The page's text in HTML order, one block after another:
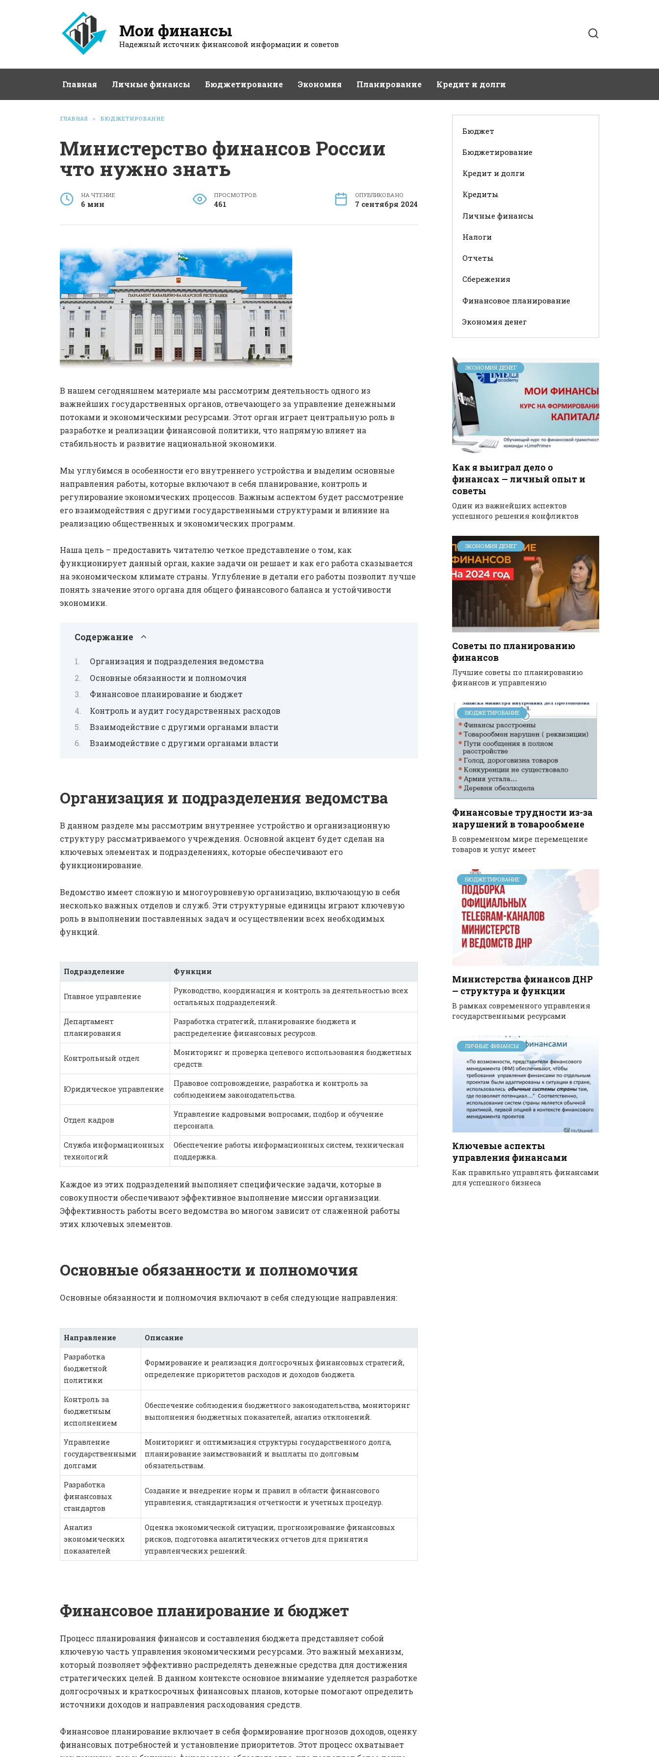
Мои финансы
Надежный источник финансовой информации и советов
Главная Личные финансы Бюджетирование Экономия Планирование Кредит и долги
ГЛАВНАЯ » БЮДЖЕТИРОВАНИЕ
Министерство финансов России
что нужно знать
НА ЧТЕНИЕ
6 мин
ПРОСМОТРОВ
461
ОПУБЛИКОВАНО
7 сентября 2024
В нашем сегодняшнем материале мы рассмотрим деятельность одного из
важнейших государственных органов, отвечающего за управление денежными
потоками и экономическими ресурсами. Этот орган играет центральную роль в
разработке и реализации финансовой политики, что напрямую влияет на
стабильность и развитие национальной экономики.
Мы углубимся в особенности его внутреннего устройства и выделим основные
направления работы, которые включают в себя планирование, контроль и
регулирование экономических процессов. Важным аспектом будет рассмотрение
его взаимодействия с другими государственными структурами и влияние на
реализацию общественных и экономических программ.
Наша цель – предоставить читателю четкое представление о том, как
функционирует данный орган, какие задачи он решает и как его работа сказывается
на экономическом климате страны. Углубление в детали его работы позволит лучше
понять значение этого органа для общего финансового баланса и устойчивости
экономики.
Содержание
Организация и подразделения ведомства
Основные обязанности и полномочия
Финансовое планирование и бюджет
Контроль и аудит государственных расходов
Взаимодействие с другими органами власти
Взаимодействие с другими органами власти
Организация и подразделения ведомства
В данном разделе мы рассмотрим внутреннее устройство и организационную
структуру рассматриваемого учреждения. Основной акцент будет сделан на
ключевых элементах и подразделениях, которые обеспечивают его
функционирование.
Ведомство имеет сложную и многоуровневую организацию, включающую в себя
несколько важных отделов и служб. Эти структурные единицы играют ключевую
роль в выполнении поставленных задач и осуществлении всех необходимых
функций.
Подразделение Функции
Главное управление
Руководство, координация и контроль за деятельностью всех
остальных подразделений.
Департамент
планирования
Разработка стратегий, планирование бюджета и
распределение финансовых ресурсов.
Контрольный отдел
Мониторинг и проверка целевого использования бюджетных
средств.
Юридическое управление
Правовое сопровождение, разработка и контроль за
соблюдением законодательства.
Отдел кадров
Управление кадровыми вопросами, подбор и обучение
персонала.
Служба информационных
технологий
Обеспечение работы информационных систем, техническая
поддержка.
Каждое из этих подразделений выполняет специфические задачи, которые в
совокупности обеспечивают эффективное выполнение миссии организации.
Эффективность работы всего ведомства во многом зависит от слаженной работы
этих ключевых элементов.
Основные обязанности и полномочия
Основные обязанности и полномочия включают в себя следующие направления:
Направление Описание
Разработка
бюджетной
политики
Формирование и реализация долгосрочных финансовых стратегий,
определение приоритетов расходов и доходов бюджета.
Контроль за
бюджетным
исполнением
Обеспечение соблюдения бюджетного законодательства, мониторинг
выполнения бюджетных показателей, анализ отклонений.
Управление
государственными
долгами
Мониторинг и оптимизация структуры государственного долга,
планирование заимствований и выплаты по долговым
обязательствам.
Разработка
финансовых
стандартов
Создание и внедрение норм и правил в области финансового
управления, стандартизация отчетности и учетных процедур.
Анализ
экономических
показателей
Оценка экономической ситуации, прогнозирование финансовых
рисков, подготовка аналитических отчетов для принятия
управленческих решений.
Финансовое планирование и бюджет
Процесс планирования финансов и составления бюджета представляет собой
ключевую часть управления экономическими ресурсами. Это важный механизм,
который позволяет эффективно распределять денежные средства для достижения
стратегических целей. В данном контексте основное внимание уделяется разработке
долгосрочных и краткосрочных финансовых планов, которые помогают определить
источники доходов и направления расходования средств.
Финансовое планирование включает в себя формирование прогнозов доходов, оценку
финансовых потребностей и установление приоритетов. Этот процесс охватывает
Бюджет
Бюджетирование
Кредит и долги
Кредиты
Личные финансы
Налоги
Отчеты
Сбережения
Финансовое планирование
Экономия денег
ЭКОНОМИЯ ДЕНЕГ
Как я выиграл дело о
финансах — личный опыт и
советы
Один из важнейших аспектов
успешного решения конфликтов
ЭКОНОМИЯ ДЕНЕГ
Советы по планированию
финансов
Лучшие советы по планированию
финансов и управлению
БЮДЖЕТИРОВАНИЕ
Финансовые трудности из-за
нарушений в товарообмене
В современном мире перемещение
товаров и услуг имеет
БЮДЖЕТИРОВАНИЕ
Министерства финансов ДНР
— структура и функции
В рамках современного управления
государственными ресурсами
ЛИЧНЫЕ ФИНАНСЫ
Ключевые аспекты
управления финансами
Как правильно управлять финансами
для успешного бизнеса